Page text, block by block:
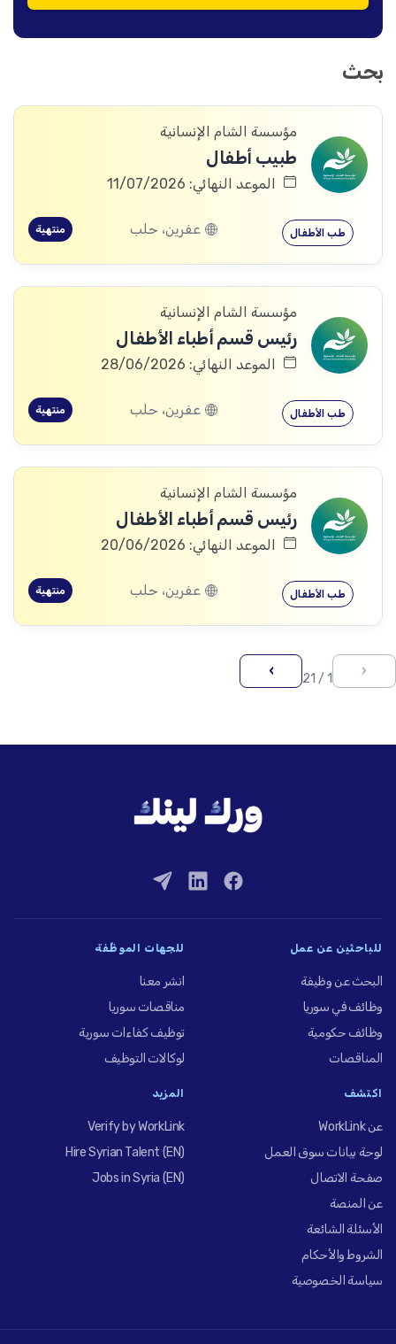
بحث
مؤسسة الشام الإنسانية
طبيب أطفال
الموعد النهائي: 11/07/2026
طب الأطفال عفرين، حلب منتهية
مؤسسة الشام الإنسانية
رئيس قسم أطباء الأطفال
الموعد النهائي: 28/06/2026
طب الأطفال عفرين، حلب منتهية
مؤسسة الشام الإنسانية
رئيس قسم أطباء الأطفال
الموعد النهائي: 20/06/2026
طب الأطفال عفرين، حلب منتهية
‹
1 / 21
›
للباحثين عن عمل
البحث عن وظيفة
وظائف في سوريا
وظائف حكومية
المناقصات
للجهات الموظِّفة
انشر معنا
مناقصات سوريا
توظيف كفاءات سورية
لوكالات التوظيف
اكتشف
عن WorkLink
لوحة بيانات سوق العمل
صفحة الاتصال
عن المنصة
الأسئلة الشائعة
الشروط والأحكام
سياسة الخصوصية
المزيد
Verify by WorkLink
Hire Syrian Talent (EN)
Jobs in Syria (EN)